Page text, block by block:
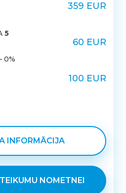
359 EUR
5
60 EUR
0%
100 EUR
INFORMĀCIJA
NOMETNEI